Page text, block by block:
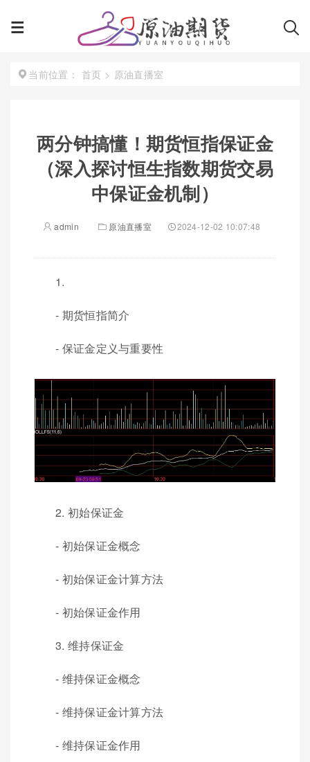
当前位置： 首页 > 原油直播室
两分钟搞懂！期货恒指保证金
（深入探讨恒生指数期货交易
中保证金机制）
admin 原油直播室 2024-12-02 10:07:48
1.
- 期货恒指简介
- 保证金定义与重要性
2. 初始保证金
- 初始保证金概念
- 初始保证金计算方法
- 初始保证金作用
3. 维持保证金
- 维持保证金概念
- 维持保证金计算方法
- 维持保证金作用